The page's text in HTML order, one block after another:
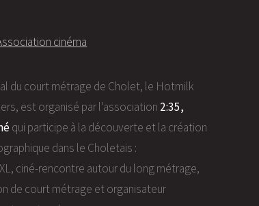
du court métrage de Cholet, le Hotmilk
est organisé par l'association 2:35,
qui participe à la découverte et la création
dans le Choletais :
ciné-rencontre autour du long métrage,
de court métrage et organisateur